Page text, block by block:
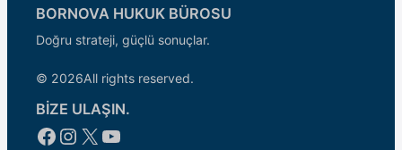
BORNOVA HUKUK BÜROSU
Doğru strateji, güçlü sonuçlar.
© 2026All rights reserved.
BİZE ULAŞIN.
Facebook
Instagram
X YouTube